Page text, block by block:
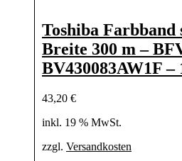
Toshiba Farbband
Breite 300 m –
BV430083AW1F –
43,20 €
inkl. 19 % MwSt.
zzgl. Versandkosten